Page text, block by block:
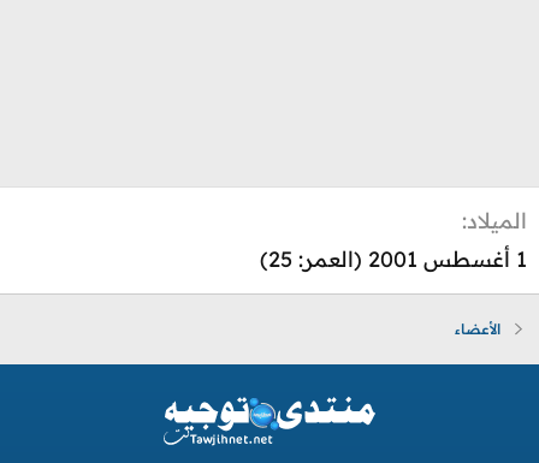
الميلاد
1 أغسطس 2001 (العمر: 25)
الأعضاء